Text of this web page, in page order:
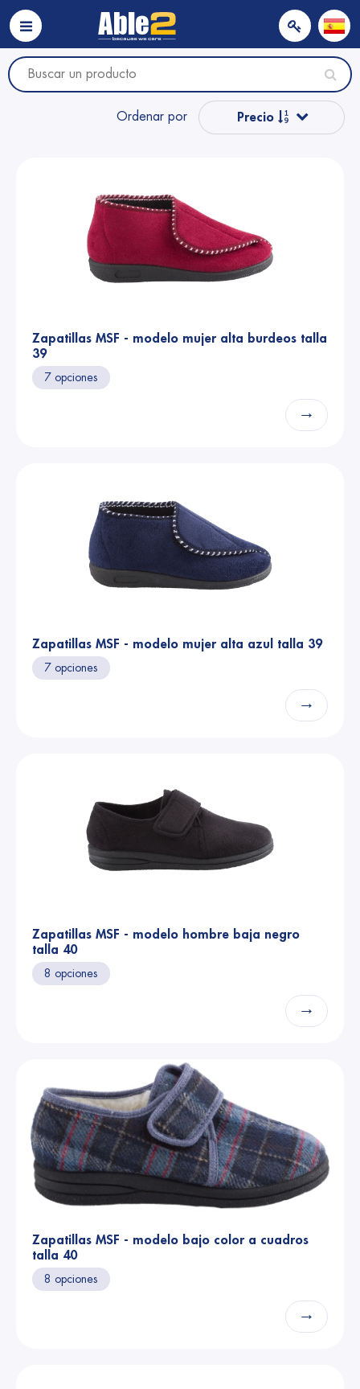
Ordenar por Precio
Nombre
Precio
Zapatillas MSF - modelo mujer alta burdeos talla
39
7 opciones
→
Zapatillas MSF - modelo mujer alta azul talla 39
7 opciones
→
Zapatillas MSF - modelo hombre baja negro
talla 40
8 opciones
→
Zapatillas MSF - modelo bajo color a cuadros
talla 40
8 opciones
→